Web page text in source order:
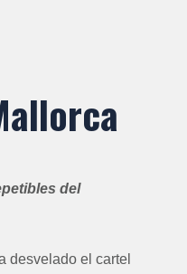
del
desvelado el cartel